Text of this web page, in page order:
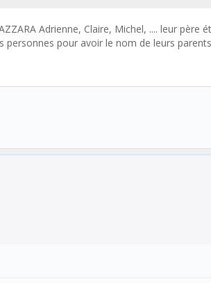
Adrienne, Claire, Michel, .... leur
pour avoir le nom de leurs